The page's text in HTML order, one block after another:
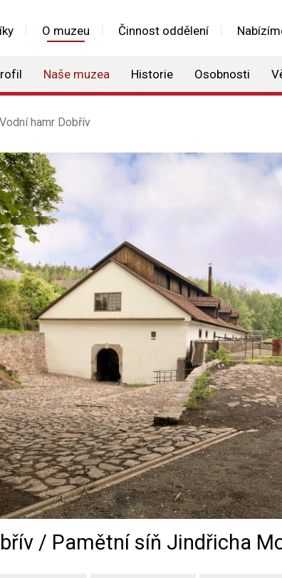
O muzeu Činnost oddělení
Naše muzea Historie Osobnosti
Vodní hamr Dobřív
/ Pamětní síň Jindřicha